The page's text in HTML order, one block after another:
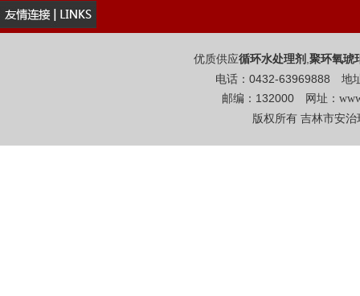
优质供应循环水处理剂 ,聚环氧琥
电话：0432-63969888 地
邮编：132000 网址：
版权所有 吉林市安